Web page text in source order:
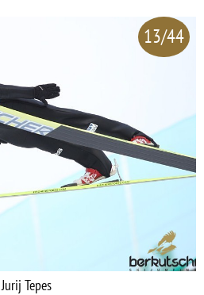
13/44
Jurij Tepes